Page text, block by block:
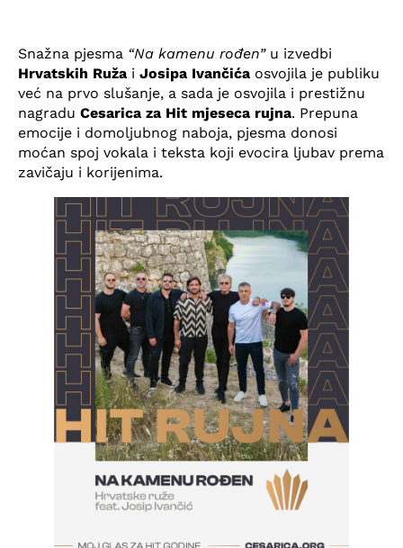
Snažna pjesma “Na kamenu rođen”u izvedbi
Hrvatskih Ruža i Josipa Ivančića osvojila je publiku
već na prvo slušanje, a sada je osvojila i prestižnu
nagradu Cesarica za Hit mjeseca rujna. Prepuna
emocije i domoljubnog naboja, pjesma donosi
moćan spoj vokala i teksta koji evocira ljubav prema
zavičaju i korijenima.